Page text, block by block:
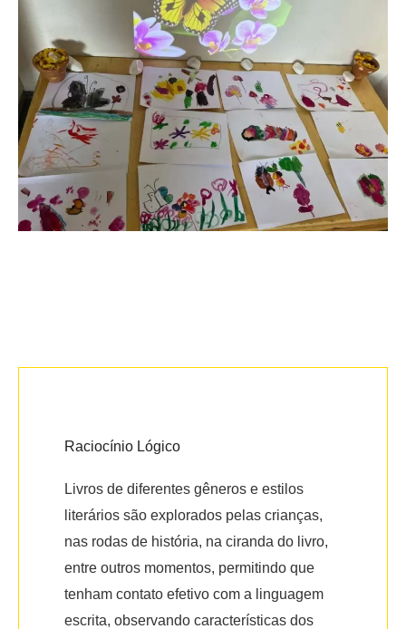
Raciocínio Lógico
Livros de diferentes gêneros e estilos
literários são explorados pelas crianças,
nas rodas de história, na ciranda do livro,
entre outros momentos, permitindo que
tenham contato efetivo com a linguagem
escrita, observando características dos